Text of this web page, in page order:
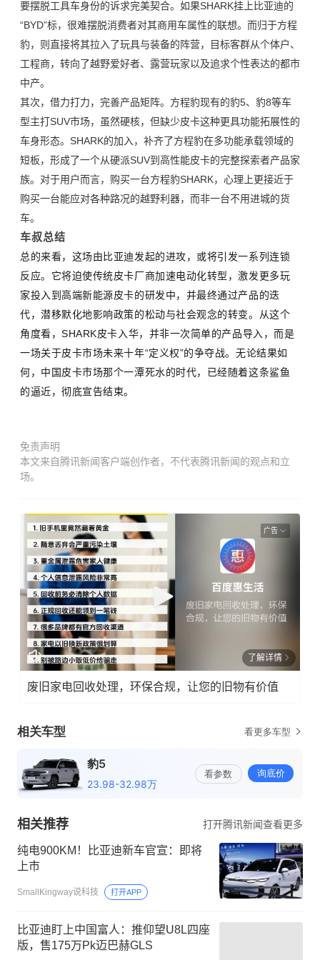
要摆脱工具车身份的诉求完美契合。如果SHARK挂上比亚迪的
“BYD”标，很难摆脱消费者对其商用车属性的联想。而归于方程
豹，则直接将其拉入了玩具与装备的阵营，目标客群从个体户、
工程商，转向了越野爱好者、露营玩家以及追求个性表达的都市
中产。
其次，借力打力，完善产品矩阵。方程豹现有的豹5、豹8等车
型主打SUV市场，虽然硬核，但缺少皮卡这种更具功能拓展性的
车身形态。SHARK的加入，补齐了方程豹在多功能承载领域的
短板，形成了一个从硬派SUV到高性能皮卡的完整探索者产品家
族。对于用户而言，购买一台方程豹SHARK，心理上更接近于
购买一台能应对各种路况的越野利器，而非一台不用进城的货
车。
车叔总结
总的来看，这场由比亚迪发起的进攻，或将引发一系列连锁
反应。它将迫使传统皮卡厂商加速电动化转型，激发更多玩
家投入到高端新能源皮卡的研发中，并最终通过产品的迭
代，潜移默化地影响政策的松动与社会观念的转变。从这个
角度看，SHARK皮卡入华，并非一次简单的产品导入，而是
一场关于皮卡市场未来十年“定义权”的争夺战。无论结果如
何，中国皮卡市场那个一潭死水的时代，已经随着这条鲨鱼
的逼近，彻底宣告结束。
免责声明
本文来自腾讯新闻客户端创作者，不代表腾讯新闻的观点和立
场。
广告
了解详情
废旧家电回收处理，环保合规，让您的旧物有价值
相关推荐 打开腾讯新闻查看更多
纯电900KM！比亚迪新车官宣：即将
上市
SmallKingway说科技 打开APP
比亚迪盯上中国富人：推仰望U8L四座
版，售175万Pk迈巴赫GLS